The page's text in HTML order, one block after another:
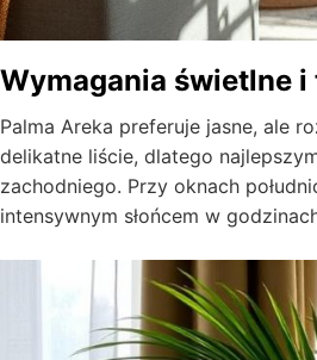
Wymagania świetlne
Palma Areka preferuje jasne, ale
delikatne liście, dlatego
zachodniego. Przy oknach
intensywnym słońcem w